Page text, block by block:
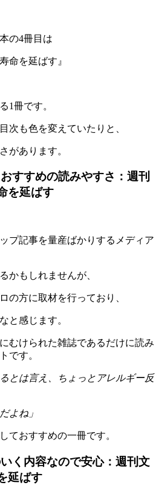
の4冊目は
命を延ばす』
1冊です。
次も色を変えていたりと、
があります。
すすめの読みやすさ：週刊
を延ばす
プ記事を量産ばかりするメディア
かもしれませんが、
の方に取材を行っており、
と感じます。
むけられた雑誌であるだけに読み
です。
とは言え、ちょっとアレルギー反
よね」
ておすすめの一冊です。
く内容なので安心：週刊文
延ばす